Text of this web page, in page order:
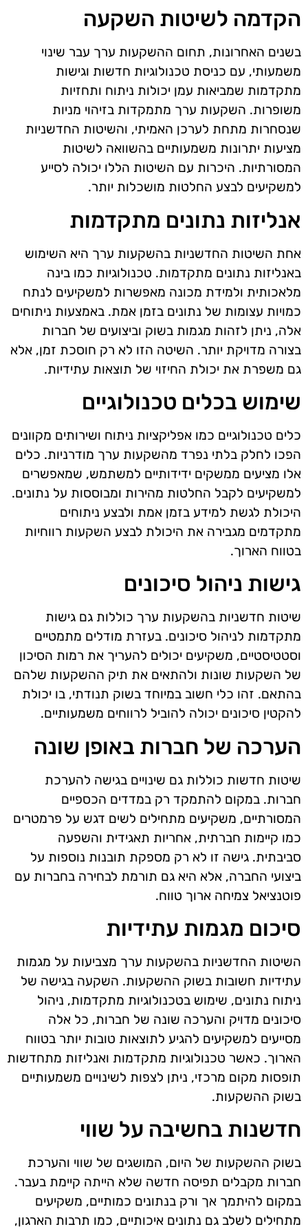
הקדמה לשיטות השקעה
בשנים האחרונות, תחום ההשקעות ערך עבר שינוי
משמעותי, עם כניסת טכנולוגיות חדשות וגישות
מתקדמות שמביאות עמן יכולות ניתוח ותחזיות
משופרות. השקעות ערך מתמקדות בזיהוי מניות
שנסחרות מתחת לערכן האמיתי, והשיטות החדשניות
מציעות יתרונות משמעותיים בהשוואה לשיטות
המסורתיות. היכרות עם השיטות הללו יכולה לסייע
למשקיעים לבצע החלטות מושכלות יותר.
אנליזות נתונים מתקדמות
אחת השיטות החדשניות בהשקעות ערך היא השימוש
באנליזות נתונים מתקדמות. טכנולוגיות כמו בינה
מלאכותית ולמידת מכונה מאפשרות למשקיעים לנתח
כמויות עצומות של נתונים בזמן אמת. באמצעות ניתוחים
אלה, ניתן לזהות מגמות בשוק וביצועים של חברות
בצורה מדויקת יותר. השיטה הזו לא רק חוסכת זמן, אלא
גם משפרת את יכולת החיזוי של תוצאות עתידיות.
שימוש בכלים טכנולוגיים
כלים טכנולוגיים כמו אפליקציות ניתוח ושירותים מקוונים
הפכו לחלק בלתי נפרד מהשקעות ערך מודרניות. כלים
אלו מציעים ממשקים ידידותיים למשתמש, שמאפשרים
למשקיעים לקבל החלטות מהירות ומבוססות על נתונים.
היכולת לגשת למידע בזמן אמת ולבצע ניתוחים
מתקדמים מגבירה את היכולת לבצע השקעות רווחיות
בטווח הארוך.
גישות ניהול סיכונים
שיטות חדשניות בהשקעות ערך כוללות גם גישות
מתקדמות לניהול סיכונים. בעזרת מודלים מתמטיים
וסטטיסטיים, משקיעים יכולים להעריך את רמות הסיכון
של השקעות שונות ולהתאים את תיק ההשקעות שלהם
בהתאם. זהו כלי חשוב במיוחד בשוק תנודתי, בו יכולת
להקטין סיכונים יכולה להוביל לרווחים משמעותיים.
הערכה של חברות באופן שונה
שיטות חדשות כוללות גם שינויים בגישה להערכת
חברות. במקום להתמקד רק במדדים הכספיים
המסורתיים, משקיעים מתחילים לשים דגש על פרמטרים
כמו קיימות חברתית, אחריות תאגידית והשפעה
סביבתית. גישה זו לא רק מספקת תובנות נוספות על
ביצועי החברה, אלא היא גם תורמת לבחירה בחברות עם
פוטנציאל צמיחה ארוך טווח.
סיכום מגמות עתידיות
השיטות החדשניות בהשקעות ערך מצביעות על מגמות
עתידיות חשובות בשוק ההשקעות. השקעה בגישה של
ניתוח נתונים, שימוש בטכנולוגיות מתקדמות, ניהול
סיכונים מדויק והערכה שונה של חברות, כל אלה
מסייעים למשקיעים להגיע לתוצאות טובות יותר בטווח
הארוך. כאשר טכנולוגיות מתקדמות ואנליזות מתחדשות
תופסות מקום מרכזי, ניתן לצפות לשינויים משמעותיים
בשוק ההשקעות.
חדשנות בחשיבה על שווי
בשוק ההשקעות של היום, המושגים של שווי והערכת
חברות מקבלים תפיסה חדשה שלא הייתה קיימת בעבר.
במקום להיתמך אך ורק בנתונים כמותיים, משקיעים
מתחילים לשלב גם נתונים איכותיים, כמו תרבות הארגון,